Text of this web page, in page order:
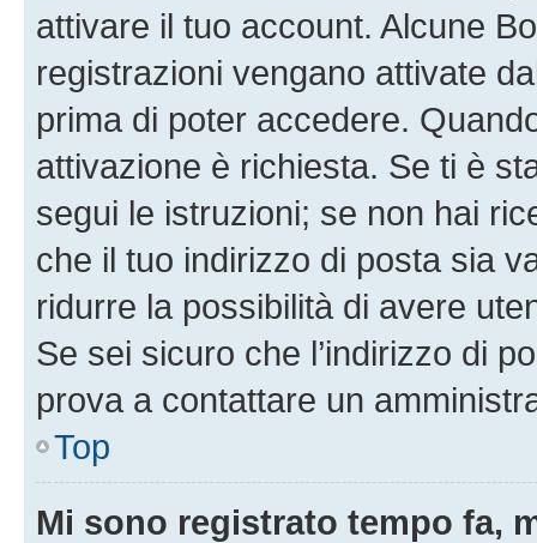
attivare il tuo account. Alcune
registrazioni vengano attivate
prima di poter accedere.
attivazione è richiesta. Se ti è
segui le istruzioni; se non hai
che il tuo indirizzo di posta sia
ridurre la possibilità di avere
Se sei sicuro che l’indirizzo di
prova a contattare un
Top
Mi sono registrato tempo fa,